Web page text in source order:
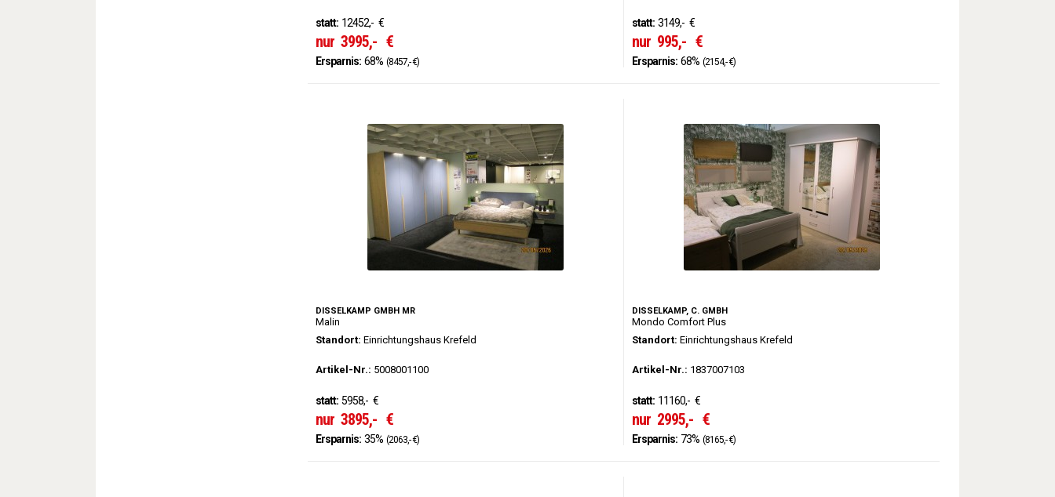
statt: 12452,- €
nur 3995,- €
Ersparnis: 68% (8457,- €)
statt: 3149,- €
nur 995,- €
Ersparnis: 68% (2154,- €)
DISSELKAMP GMBH MR
Malin
Standort: Einrichtungshaus Krefeld
Artikel-Nr.: 5008001100
statt: 5958,- €
nur 3895,- €
Ersparnis: 35% (2063,- €)
DISSELKAMP, C. GMBH
Mondo Comfort Plus
Standort: Einrichtungshaus Krefeld
Artikel-Nr.: 1837007103
statt: 11160,- €
nur 2995,- €
Ersparnis: 73% (8165,- €)